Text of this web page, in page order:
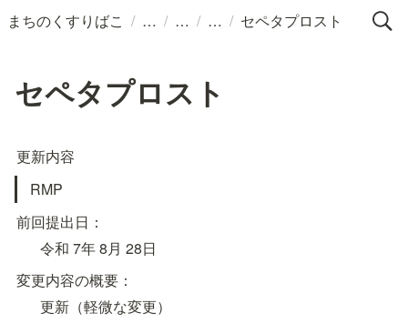
まちのくすりばこ / / / / セペタプロスト
セペタプロスト
更新内容
RMP
前回提出日：
令和 7年 8月 28日
変更内容の概要：
更新（軽微な変更）